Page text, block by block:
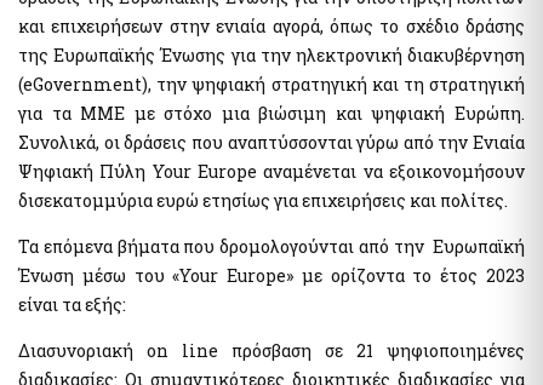
και επιχειρήσεων στην ενιαία αγορά, όπως το σχέδιο δράσης
της Ευρωπαϊκής Ένωσης για την ηλεκτρονική διακυβέρνηση
(eGovernment), την ψηφιακή στρατηγική και τη στρατηγική
για τα ΜΜΕ με στόχο μια βιώσιμη και ψηφιακή Ευρώπη.
Συνολικά, οι δράσεις που αναπτύσσονται γύρω από την Ενιαία
Ψηφιακή Πύλη Your Europe αναμένεται να εξοικονομήσουν
δισεκατομμύρια ευρώ ετησίως για επιχειρήσεις και πολίτες.
Τα επόμενα βήματα που δρομολογούνται από την Ευρωπαϊκή
Ένωση μέσω του «Your Europe» με ορίζοντα το έτος 2023
είναι τα εξής:
Διασυνοριακή on line πρόσβαση σε 21 ψηφιοποιημένες
διαδικασίες: Οι σημαντικότερες διοικητικές διαδικασίες για